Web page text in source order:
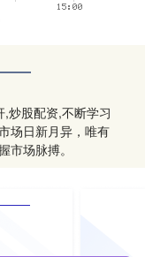
炒股配资,不断学习
场日新月异，唯有
市场脉搏。